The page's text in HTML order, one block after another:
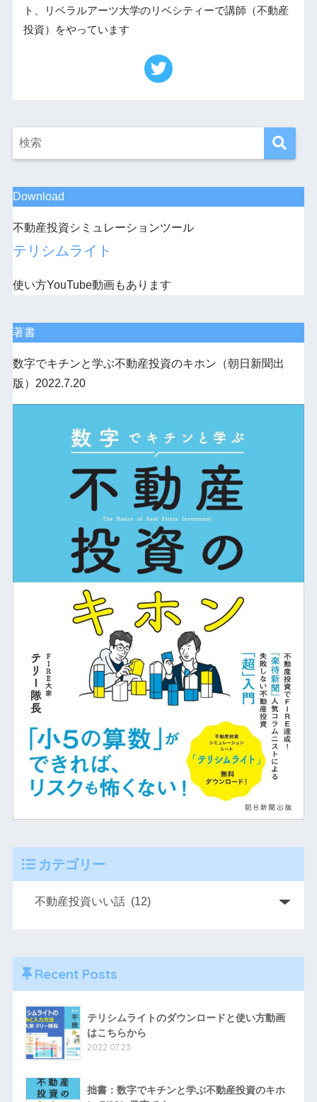
ト、リベラルアーツ大学のリベシティーで講師（不動産
投資）をやっています
Download
不動産投資シミュレーションツール
テリシムライト
使い方YouTube動画もあります
著書
数字でキチンと学ぶ不動産投資のキホン（朝日新聞出
版）2022.7.20
カテゴリー
Recent Posts
テリシムライトのダウンロードと使い方動画
はこちらから
2022.07.23
拙書：数字でキチンと学ぶ不動産投資のキホ